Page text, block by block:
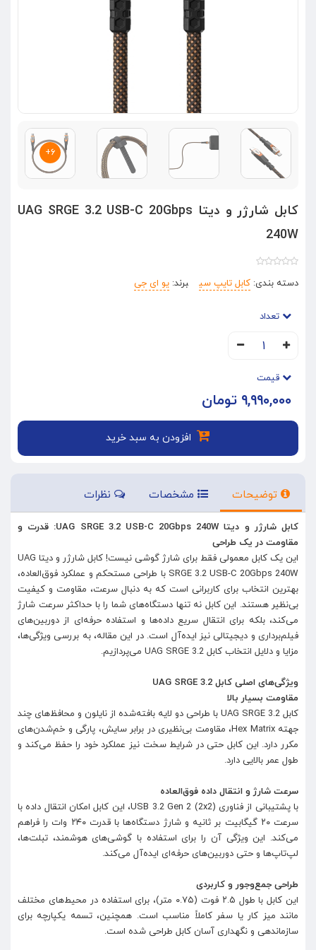
۶+
کابل شارژر و دیتا UAG SRGE 3.2 USB-C 20Gbps
240W
دسته بندی: کابل تایپ سی برند: یو ای جی
تعداد
۱
قیمت
۹,۹۹۰,۰۰۰ تومان
افزودن به سبد خرید
توضیحات مشخصات نظرات
کابل شارژر و دیتا UAG SRGE 3.2 USB-C 20Gbps 240W: قدرت و
مقاومت در یک طراحی
این یک کابل معمولی فقط برای شارژ گوشی نیست! کابل شارژر و دیتا UAG
SRGE 3.2 USB-C 20Gbps 240W با طراحی مستحکم و عملکرد فوق‌العاده،
بهترین انتخاب برای کاربرانی است که به دنبال سرعت، مقاومت و کیفیت
بی‌نظیر هستند. این کابل نه تنها دستگاه‌های شما را با حداکثر سرعت شارژ
می‌کند، بلکه برای انتقال سریع داده‌ها و استفاده حرفه‌ای از دوربین‌های
فیلم‌برداری و دیجیتالی نیز ایده‌آل است. در این مقاله، به بررسی ویژگی‌ها،
مزایا و دلایل انتخاب کابل UAG SRGE 3.2 می‌پردازیم.
ویژگی‌های اصلی کابل UAG SRGE 3.2
مقاومت بسیار بالا
کابل UAG SRGE 3.2 با طراحی دو لایه بافته‌شده از نایلون و محافظ‌های چند
جهته Hex Matrix، مقاومت بی‌نظیری در برابر سایش، پارگی و خم‌شدن‌های
مکرر دارد. این کابل حتی در شرایط سخت نیز عملکرد خود را حفظ می‌کند و
طول عمر بالایی دارد.
سرعت شارژ و انتقال داده فوق‌العاده
با پشتیبانی از فناوری USB 3.2 Gen 2 (2x2)، این کابل امکان انتقال داده با
سرعت ۲۰ گیگابیت بر ثانیه و شارژ دستگاه‌ها با قدرت ۲۴۰ وات را فراهم
می‌کند. این ویژگی آن را برای استفاده با گوشی‌های هوشمند، تبلت‌ها،
لپ‌تاپ‌ها و حتی دوربین‌های حرفه‌ای ایده‌آل می‌کند.
طراحی جمع‌وجور و کاربردی
این کابل با طول ۲.۵ فوت (۰.۷۵ متر)، برای استفاده در محیط‌های مختلف
مانند میز کار یا سفر کاملاً مناسب است. همچنین، تسمه یکپارچه برای
سازماندهی و نگهداری آسان کابل طراحی شده است.